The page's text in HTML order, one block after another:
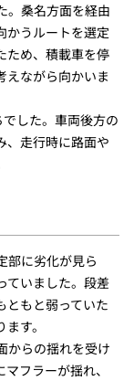
。桑名方面を経由
かうルートを選定
ため、積載車を停
えながら向かいま
した。車両後方の
、走行時に路面や
部に劣化が見ら
ていました。段差
ともと弱っていた
す。
からの揺れを受け
フラーが揺れ、